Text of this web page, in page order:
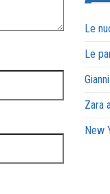
Le
Le
Zara
New